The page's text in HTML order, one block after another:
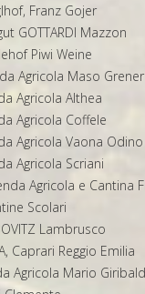
Franz Gojer
GOTTARDI Mazzon
Piwi Weine
Agricola Maso Grener
Agricola Althea
Agricola Coffele
Agricola Vaona
Agricola Scriani
Agricola e Cantina
Scolari
Lambrusco
Caprari Reggio Emilia
Agricola Mario